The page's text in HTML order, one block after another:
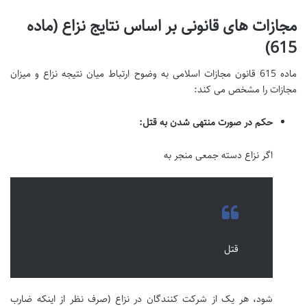
مجازات های قانونی بر اساس نتایج نزاع (ماده
615)
ماده 615 قانون مجازات اسلامی به وضوح ارتباط میان نتیجه نزاع و میزان
مجازات را مشخص می کند:
حکم در صورت منتهی شدن به قتل:
اگر نزاع دسته جمعی منجر به
قتل
شود، هر یک از شرکت کنندگان در نزاع (صرف نظر از اینکه ضارب